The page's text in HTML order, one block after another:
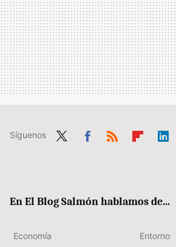
Síguenos
En El Blog Salmón hablamos de...
Economía Entorno